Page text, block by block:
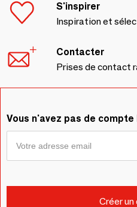
S'inspirer
Inspiration et
Contacter
Prises de contact
Vous n'avez pas de compte